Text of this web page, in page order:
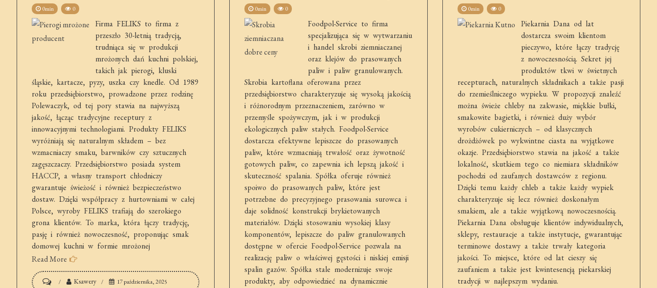
0min 0
Firma FELIKS to firma z
przeszło 30-letnią tradycją,
trudniąca się w produkcji
mrożonych dań kuchni polskiej,
takich jak pierogi, kluski
śląskie, kartacze, pyzy, uszka czy knedle. Od 1989
roku przedsiębiorstwo, prowadzone przez rodzinę
Polewaczyk, od tej pory stawia na najwyższą
jakość, łącząc tradycyjne receptury z
innowacyjnymi technologiami. Produkty FELIKS
wyróżniają się naturalnym składem – bez
wzmacniaczy smaku, barwników czy sztucznych
zagęszczaczy. Przedsiębiorstwo posiada system
HACCP, a własny transport chłodniczy
gwarantuje świeżość i również bezpieczeństwo
dostaw. Dzięki współpracy z hurtowniami w całej
Polsce, wyroby FELIKS trafiają do szerokiego
grona klientów. To marka, która łączy tradycję,
pasję i również nowoczesność, proponując smak
domowej kuchni w formie mrożonej
Read More
Ksawery 17 października, 2025
0min 0
Foodpol-Service to firma
specjalizująca się w wytwarzaniu
i handel skrobi ziemniaczanej
oraz klejów do prasowanych
paliw i paliw granulowanych.
Skrobia kartoflana oferowana przez
przedsiębiorstwo charakteryzuje się wysoką jakością
i różnorodnym przeznaczeniem, zarówno w
przemyśle spożywczym, jak i w produkcji
ekologicznych paliw stałych. Foodpol-Service
dostarcza efektywne lepiszcze do prasowanych
paliw, które wzmacniają trwałość oraz żywotność
gotowych paliw, co zapewnia ich lepszą jakość i
skuteczność spalania. Spółka oferuje również
spoiwo do prasowanych paliw, które jest
potrzebne do precyzyjnego prasowania surowca i
daje solidność konstrukcji brykietowanych
materiałów. Dzięki stosowaniu wysokiej klasy
komponentów, lepiszcze do paliw granulowanych
dostępne w ofercie Foodpol-Service pozwala na
realizację paliw o właściwej gęstości i niskiej emisji
spalin gazów. Spółka stale modernizuje swoje
produkty, aby odpowiedzieć na dynamicznie
0min 0
Piekarnia Dana od lat
dostarcza swoim klientom
pieczywo, które łączy tradycję
z nowoczesnością. Sekret jej
produktów tkwi w świetnych
recepturach, naturalnych składnikach a także pasji
do rzemieślniczego wypieku. W propozycji znaleźć
można świeże chleby na zakwasie, miękkie bułki,
smakowite bagietki, i również duży wybór
wyrobów cukierniczych – od klasycznych
drożdżówek po wykwintne ciasta na wyjątkowe
okazje. Przedsiębiorstwo stawia na jakość a także
lokalność, skutkiem tego co niemiara składników
pochodzi od zaufanych dostawców z regionu.
Dzięki temu każdy chleb a także każdy wypiek
charakteryzuje się lecz również doskonałym
smakiem, ale a także wyjątkową nowoczesnością.
Piekarnia Dana obsługuje klientów indywidualnych,
sklepy, restauracje a także instytucje, gwarantując
terminowe dostawy a także trwały kategoria
jakości. To miejsce, które od lat cieszy się
zaufaniem a także jest kwintesencją piekarskiej
tradycji w najlepszym wydaniu.